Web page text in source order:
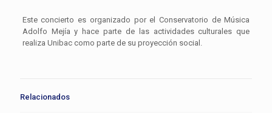
Este concierto es organizado por el Conservatorio de Música
Adolfo Mejía y hace parte de las actividades culturales que
realiza Unibac como parte de su proyección social.
Relacionados